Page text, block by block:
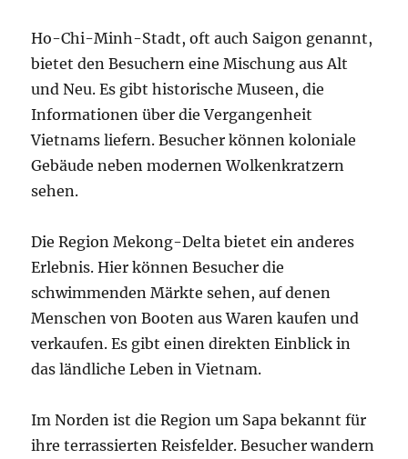
Ho-Chi-Minh-Stadt, oft auch Saigon genannt,
bietet den Besuchern eine Mischung aus Alt
und Neu. Es gibt historische Museen, die
Informationen über die Vergangenheit
Vietnams liefern. Besucher können koloniale
Gebäude neben modernen Wolkenkratzern
sehen.
Die Region Mekong-Delta bietet ein anderes
Erlebnis. Hier können Besucher die
schwimmenden Märkte sehen, auf denen
Menschen von Booten aus Waren kaufen und
verkaufen. Es gibt einen direkten Einblick in
das ländliche Leben in Vietnam.
Im Norden ist die Region um Sapa bekannt für
ihre terrassierten Reisfelder. Besucher wandern